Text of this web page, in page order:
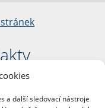
a další sledovací nástroje
1/2